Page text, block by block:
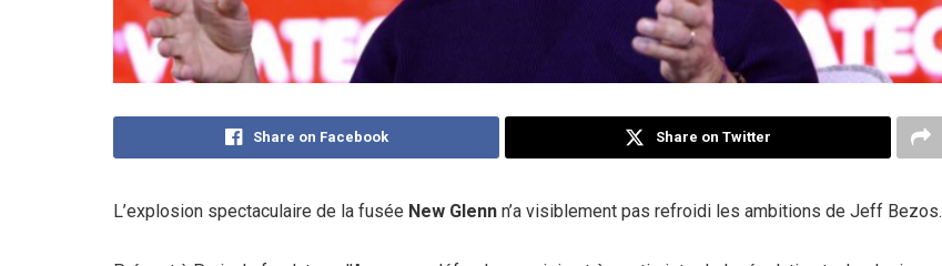
Share on Facebook Share on Twitter
L’explosion spectaculaire de la fusée New Glenn n’a visiblement pas refroidi les ambitions de Jeff Bezos.